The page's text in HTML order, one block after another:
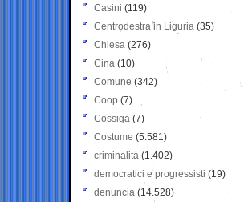
Casini (119)
Centrodestra in Liguria (35)
Chiesa (276)
Cina (10)
Comune (342)
Coop (7)
Cossiga (7)
Costume (5.581)
criminalità (1.402)
democratici e progressisti (19)
denuncia (14.528)